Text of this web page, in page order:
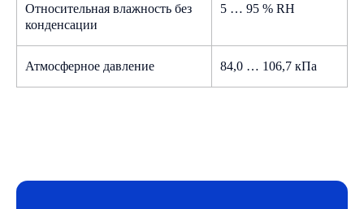
Относительная влажность без
конденсации
5 … 95 % RH
Атмосферное давление 84,0 … 106,7 кПа